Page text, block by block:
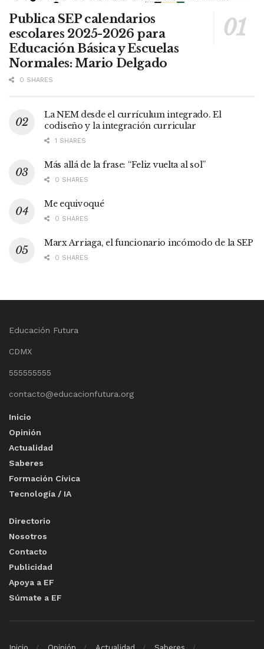
Publica SEP calendarios
escolares 2025-2026 para
Educación Básica y Escuelas
Normales: Mario Delgado
0 SHARES
La NEM desde el currículum integrado. El
codiseño y la integración curricular
1 SHARES
Más allá de la frase: “Feliz vuelta al sol”
0 SHARES
Me equivoqué
0 SHARES
Marx Arriaga, el funcionario incómodo de la SEP
0 SHARES
Educación Futura
CDMX
555555555
contacto@educacionfutura.org
Inicio
Opinión
Actualidad
Saberes
Formación Cívica
Tecnología / IA
Directorio
Nosotros
Contacto
Publicidad
Apoya a EF
Súmate a EF